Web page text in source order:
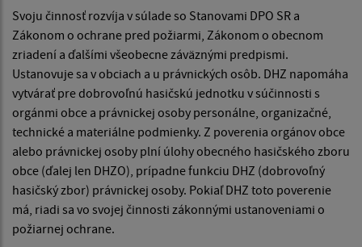
Svoju činnosť rozvíja v súlade so Stanovami DPO SR a
Zákonom o ochrane pred požiarmi, Zákonom o obecnom
zriadení a ďalšími všeobecne záväznými predpismi.
Ustanovuje sa v obciach a u právnických osôb. DHZ napomáha
vytvárať pre dobrovoľnú hasičskú jednotku v súčinnosti s
orgánmi obce a právnickej osoby personálne, organizačné,
technické a materiálne podmienky. Z poverenia orgánov obce
alebo právnickej osoby plní úlohy obecného hasičského zboru
obce (ďalej len DHZO), prípadne funkciu DHZ (dobrovoľný
hasičský zbor) právnickej osoby. Pokiaľ DHZ toto poverenie
má, riadi sa vo svojej činnosti zákonnými ustanoveniami o
požiarnej ochrane.